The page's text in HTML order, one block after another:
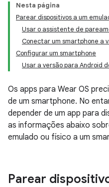
Nesta página
Parear dispositivos a um
Usar o assistente de
Conectar um smartphone a
Configurar um smartphone
Usar a versão para Android
Os apps para Wear OS
de um smartphone. No
depender de um app para
as informações abaixo
emulado ou físico a um
Parear